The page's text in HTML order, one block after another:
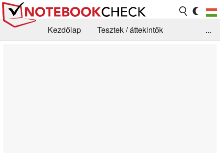
Kezdőlap
Tesztek / áttekintők
...